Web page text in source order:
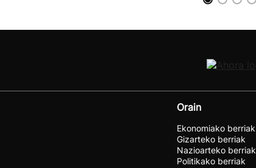
Orain
Ekonomiako berriak
Gizarteko berriak
Nazioarteko berriak
Politikako berriak